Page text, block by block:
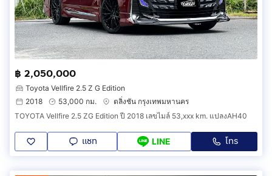
฿ 2,050,000
Toyota Vellfire 2.5 Z G Edition
2018
53,000 กม.
ตลิ่งชัน กรุงเทพมหานคร
TOYOTA Vellfire 2.5 ZG Edition ปี 2018 เลขไมล์ 53,xxx km. แปลงAH40
แชท LINE โทร